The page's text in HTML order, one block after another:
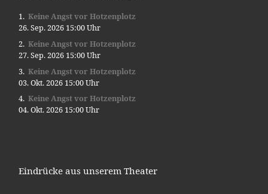
Keine Angst vor Hotzenplotz
26. Sep. 2026 15:00 Uhr
Keine Angst vor Hotzenplotz
27. Sep. 2026 15:00 Uhr
Keine Angst vor Hotzenplotz
03. Okt. 2026 15:00 Uhr
Keine Angst vor Hotzenplotz
04. Okt. 2026 15:00 Uhr
Eindrücke aus unserem Theater